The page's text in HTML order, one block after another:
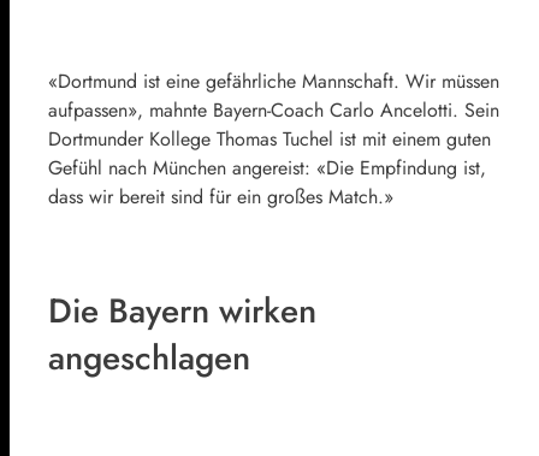
«Dortmund ist eine gefährliche Mannschaft. Wir müssen
aufpassen», mahnte Bayern-Coach Carlo Ancelotti. Sein
Dortmunder Kollege Thomas Tuchel ist mit einem guten
Gefühl nach München angereist: «Die Empfindung ist,
dass wir bereit sind für ein großes Match.»
Die Bayern wirken
angeschlagen